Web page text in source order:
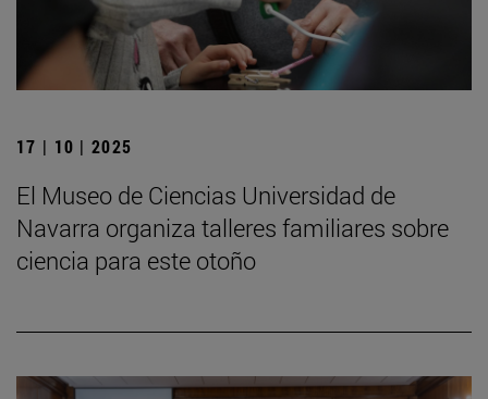
17 | 10 | 2025
El Museo de Ciencias Universidad de
Navarra organiza talleres familiares sobre
ciencia para este otoño